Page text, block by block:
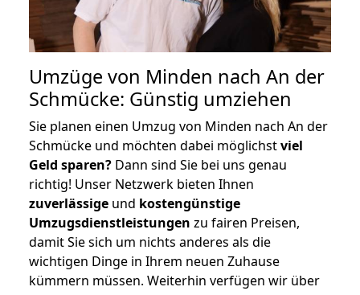
Umzüge von Minden nach An der
Schmücke: Günstig umziehen
Sie planen einen Umzug von Minden nach An der
Schmücke und möchten dabei möglichstviel
Geld sparen? Dann sind Sie bei uns genau
richtig! Unser Netzwerk bieten Ihnen
zuverlässige und kostengünstige
Umzugsdienstleistungen zu fairen Preisen,
damit Sie sich um nichts anderes als die
wichtigen Dinge in Ihrem neuen Zuhause
kümmern müssen. Weiterhin verfügen wir über